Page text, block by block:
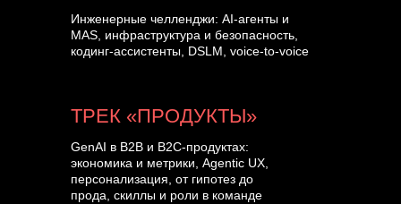
ТРЕК «ПРОДУКТЫ»
GenAI в B2B и B2C-продуктах:
экономика и метрики, Agentic UX,
персонализация, от гипотез до
прода, скиллы и роли в команде
Инженерные челленджи: AI-агенты и
MAS, инфраструктура и безопасность,
кодинг-ассистенты, DSLM, voice-to-voice